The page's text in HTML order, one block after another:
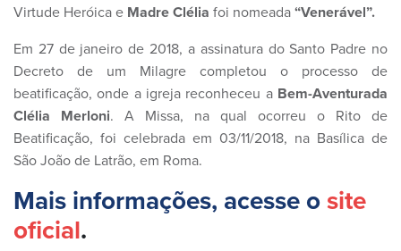
Virtude Heróica e Madre Clélia foi nomeada “Venerável”.
Em 27 de janeiro de 2018, a assinatura do Santo Padre no
Decreto de um Milagre completou o processo de
beatificação, onde a igreja reconheceu a Bem-Aventurada
Clélia Merloni. A Missa, na qual ocorreu o Rito de
Beatificação, foi celebrada em 03/11/2018, na Basílica de
São João de Latrão, em Roma.
Mais informações, acesse o site
oficial.